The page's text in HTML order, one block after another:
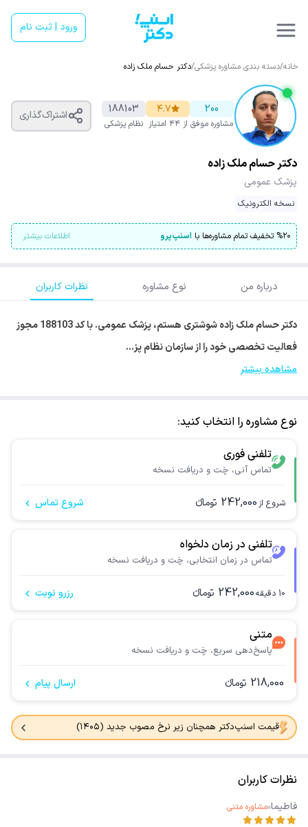
ورود | ثبت نام
خانه/دسته بندی مشاوره پزشکی/دکتر حسام ملک زاده
200
مشاوره موفق
۴.۷
از ۴۴ امتیاز
188103
نظام پزشکی
اشتراک‌گذاری
دکتر حسام ملک زاده
پزشک عمومی
نسخه الکترونیک
%۲۰ تخفیف تمام مشاوره‌ها با اسنپ‌پرو اطلاعات بیشتر
درباره من نوع مشاوره نظرات کاربران
دکتر حسام ملک زاده شوشتری هستم، پزشک عمومی. با کد 188103 مجوز
فعالیت تخصصی خود را از سازمان نظام پز…
مشاهده بیشتر
نوع مشاوره را انتخاب کنید:
تلفنی فوری
تماس آنی، چَت و دریافت نسخه
شروع از 242,000 تومانء شروع تماس
تلفنی در زمان دلخواه
تماس در زمان انتخابی، چَت و دریافت نسخه
10 دقیقه242,000 تومانء رزرو نوبت
متنی
پاسخ‌دهی سریع، چَت و دریافت نسخه
218,000 تومانء ارسال پیام
قیمت اسنپ‌دکتر همچنان زیر نرخ مصوب جدید (۱۴۰۵)
نظرات کاربران
فاطیما مشاوره متنی